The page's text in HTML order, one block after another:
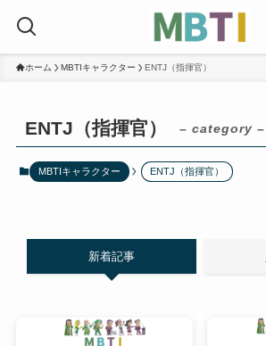
ホーム MBTIキャラクター ENTJ（指揮官）
ENTJ（指揮官） – category –
MBTIキャラクター ENTJ（指揮官）
新着記事